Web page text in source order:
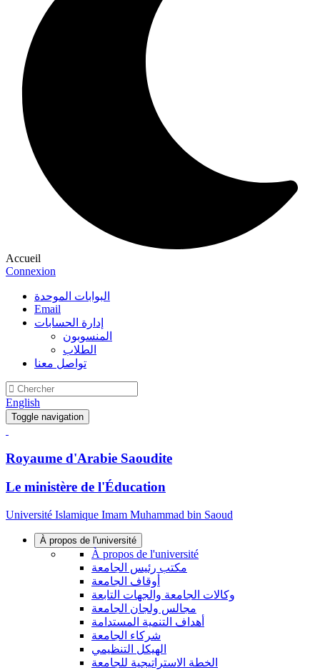
Accueil
Connexion
البوابات الموحدة
Email
إدارة الحسابات
المنسوبون
الطلاب
تواصل معنا
English
Toggle navigation
Royaume d'Arabie Saoudite
Le ministère de l'Éducation
Université Islamique Imam Muhammad bin Saoud
À propos de l'université
À propos de l'université
مكتب رئيس الجامعة
أوقاف الجامعة
وكالات الجامعة والجهات التابعة
مجالس ولجان الجامعة
أهداف التنمية المستدامة
شركاء الجامعة
الهيكل التنظيمي
الخطة الاستراتيجية للجامعة